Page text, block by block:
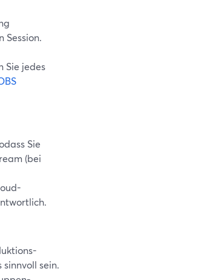
Session.
Sie jedes
Sie
(bei
sein.